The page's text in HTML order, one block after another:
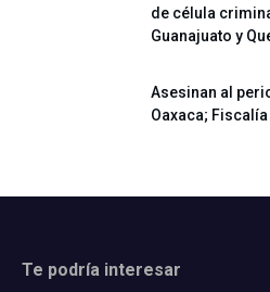
de célula
Guanajuato y
Asesinan al
Oaxaca;
Te podría interesar